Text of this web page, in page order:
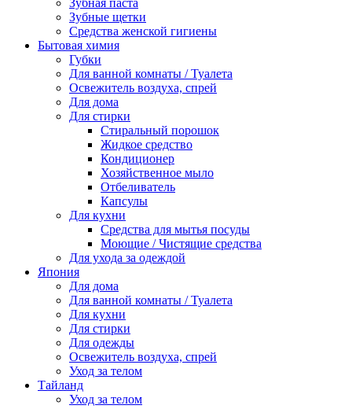
Зубная паста
Зубные щетки
Средства женской гигиены
Бытовая химия
Губки
Для ванной комнаты / Туалета
Освежитель воздуха, спрей
Для дома
Для стирки
Стиральный порошок
Жидкое средство
Кондиционер
Хозяйственное мыло
Отбеливатель
Капсулы
Для кухни
Средства для мытья посуды
Моющие / Чистящие средства
Для ухода за одеждой
Япония
Для дома
Для ванной комнаты / Туалета
Для кухни
Для стирки
Для одежды
Освежитель воздуха, спрей
Уход за телом
Тайланд
Уход за телом